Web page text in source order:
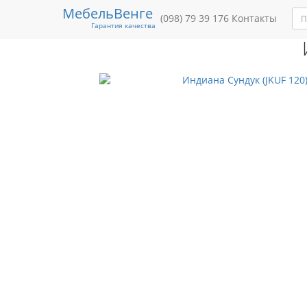
МебельВенге
Гарантия качества
(098) 79 39 176 Контакты
Мебель Под заказ Мягкая мебель Матрасы /